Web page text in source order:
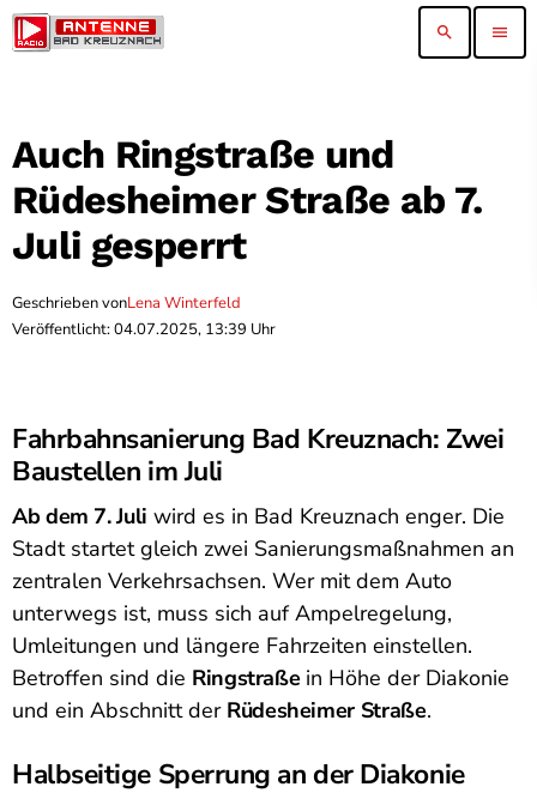
search menu
Auch Ringstraße und
Rüdesheimer Straße ab 7.
Juli gesperrt
Geschrieben vonLena Winterfeld
Veröffentlicht: 04.07.2025, 13:39 Uhr
Fahrbahnsanierung Bad Kreuznach: Zwei
Baustellen im Juli
Ab dem 7. Juli wird es in Bad Kreuznach enger. Die
Stadt startet gleich zwei Sanierungsmaßnahmen an
zentralen Verkehrsachsen. Wer mit dem Auto
unterwegs ist, muss sich auf Ampelregelung,
Umleitungen und längere Fahrzeiten einstellen.
Betroffen sind die Ringstraßein Höhe der Diakonie
und ein Abschnitt der Rüdesheimer Straße.
Halbseitige Sperrung an der Diakonie